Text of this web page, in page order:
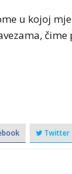
u kojoj
Twitter